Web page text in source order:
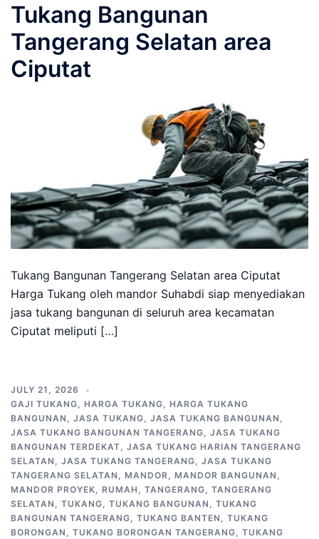
Tukang Bangunan
Tangerang Selatan area
Ciputat
Tukang Bangunan Tangerang Selatan area Ciputat
Harga Tukang oleh mandor Suhabdi siap menyediakan
jasa tukang bangunan di seluruh area kecamatan
Ciputat meliputi […]
JULY 21, 2026
GAJI TUKANG, HARGA TUKANG, HARGA TUKANG
BANGUNAN , JASA TUKANG, JASA TUKANG BANGUNAN ,
JASA TUKANG BANGUNAN TANGERANG, JASA TUKANG
BANGUNAN TERDEKAT, JASA TUKANG HARIAN TANGERANG
SELATAN , JASA TUKANG TANGERANG, JASA TUKANG
TANGERANG SELATAN , MANDOR, MANDOR BANGUNAN ,
MANDOR PROYEK, RUMAH , TANGERANG, TANGERANG
SELATAN , TUKANG, TUKANG BANGUNAN , TUKANG
BANGUNAN TANGERANG, TUKANG BANTEN , TUKANG
BORONGAN , TUKANG BORONGAN TANGERANG, TUKANG